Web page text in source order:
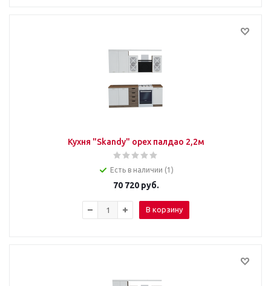
Кухня "Skandy" орех палдао 2,2м
Есть в наличии (1)
70 720руб.
В корзину